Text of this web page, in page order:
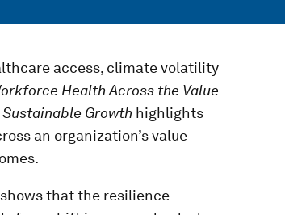
access, climate volatility
Health Across the Value
Growth highlights
an organization’s value
that the resilience